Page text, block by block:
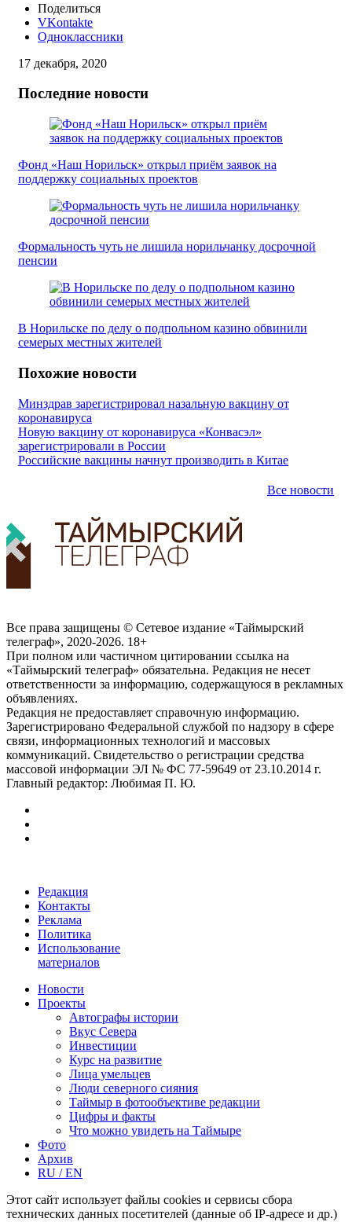
Поделиться
VKontakte
Одноклассники
17 декабря, 2020
Последние новости
Фонд «Наш Норильск» открыл приём заявок на
поддержку социальных проектов
Формальность чуть не лишила норильчанку досрочной
пенсии
В Норильске по делу о подпольном казино обвинили
семерых местных жителей
Похожие новости
Минздрав зарегистрировал назальную вакцину от
коронавируса
Новую вакцину от коронавируса «Конвасэл»
зарегистрировали в России
Российские вакцины начнут производить в Китае
Все новости
Все права защищены © Сетевое издание «Таймырский
телеграф», 2020-2026. 18+
При полном или частичном цитировании ссылка на
«Таймырский телеграф» обязательна. Редакция не несет
ответственности за информацию, содержащуюся в рекламных
объявлениях.
Редакция не предоставляет справочную информацию.
Зарегистрировано Федеральной службой по надзору в сфере
связи, информационных технологий и массовых
коммуникаций. Свидетельство о регистрации средства
массовой информации ЭЛ № ФС 77-59649 от 23.10.2014 г.
Главный редактор: Любимая П. Ю.
Редакция
Контакты
Реклама
Политика
Использование
материалов
Новости
Проекты
Автографы истории
Вкус Севера
Инвестиции
Курс на развитие
Лица умельцев
Люди северного сияния
Таймыр в фотообъективе редакции
Цифры и факты
Что можно увидеть на Таймыре
Фото
Архив
RU / EN
Этот сайт использует файлы cookies и сервисы сбора
технических данных посетителей (данные об IP-адресе и др.)